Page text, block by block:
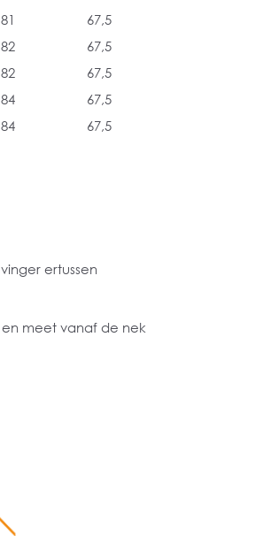
81
67,5
82
67,5
82
67,5
84
67,5
84 67,5
ertussen
meet vanaf de nek